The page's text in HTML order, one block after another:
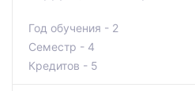
Год обучения - 2
Семестр - 4
Кредитов - 5